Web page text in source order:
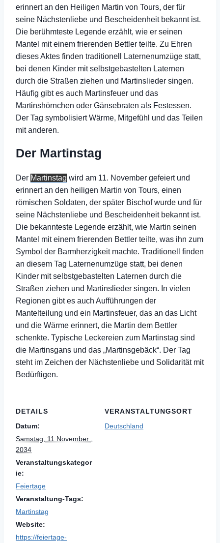
erinnert an den Heiligen Martin von Tours, der für
seine Nächstenliebe und Bescheidenheit bekannt ist.
Die berühmteste Legende erzählt, wie er seinen
Mantel mit einem frierenden Bettler teilte. Zu Ehren
dieses Aktes finden traditionell Laternenumzüge statt,
bei denen Kinder mit selbstgebastelten Laternen
durch die Straßen ziehen und Martinslieder singen.
Häufig gibt es auch Martinsfeuer und das
Martinshörnchen oder Gänsebraten als Festessen.
Der Tag symbolisiert Wärme, Mitgefühl und das Teilen
mit anderen.
Der Martinstag
Der Martinstag wird am 11. November gefeiert und
erinnert an den heiligen Martin von Tours, einen
römischen Soldaten, der später Bischof wurde und für
seine Nächstenliebe und Bescheidenheit bekannt ist.
Die bekannteste Legende erzählt, wie Martin seinen
Mantel mit einem frierenden Bettler teilte, was ihn zum
Symbol der Barmherzigkeit machte. Traditionell finden
an diesem Tag Laternenumzüge statt, bei denen
Kinder mit selbstgebastelten Laternen durch die
Straßen ziehen und Martinslieder singen. In vielen
Regionen gibt es auch Aufführungen der
Mantelteilung und ein Martinsfeuer, das an das Licht
und die Wärme erinnert, die Martin dem Bettler
schenkte. Typische Leckereien zum Martinstag sind
die Martinsgans und das „Martinsgebäck“. Der Tag
steht im Zeichen der Nächstenliebe und Solidarität mit
Bedürftigen.
DETAILS
Datum:
Samstag, 11 November ,
2034
Veranstaltungskategor
ie:
Feiertage
Veranstaltung-Tags:
Martinstag
Website:
https://feiertage-
VERANSTALTUNGSORT
Deutschland